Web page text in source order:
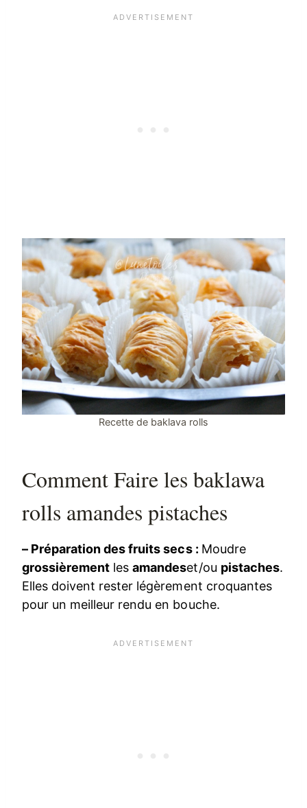
Recette de baklava rolls
Comment Faire les baklawa
rolls amandes pistaches
– Préparation des fruits secs : Moudre
grossièrement lesamandeset/ou pistaches.
Elles doivent rester légèrement croquantes
pour un meilleur rendu en bouche.